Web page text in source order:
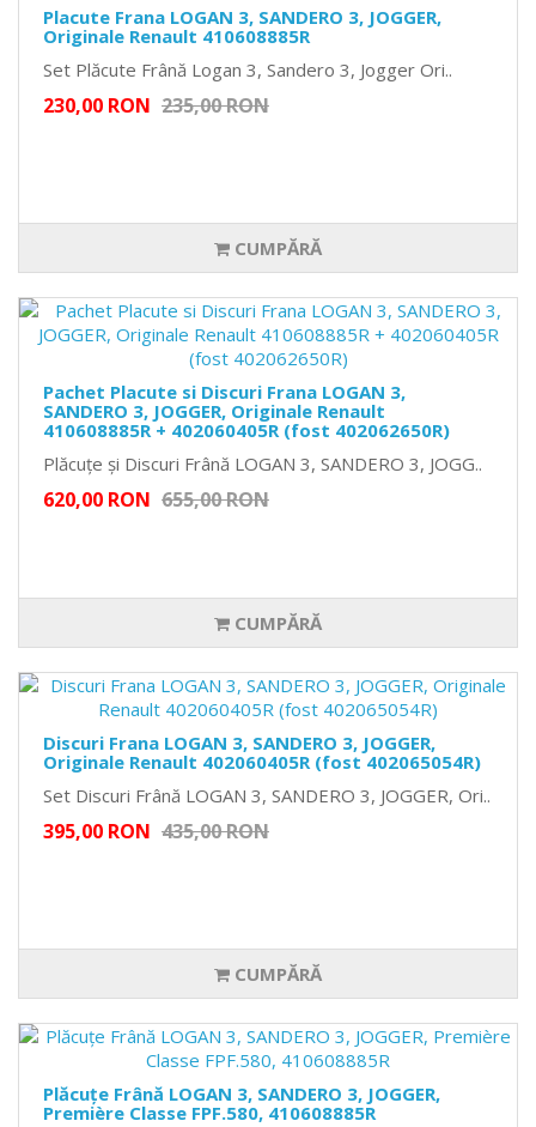
Placute Frana LOGAN 3, SANDERO 3, JOGGER,
Originale Renault 410608885R
Set Plăcute Frână Logan 3, Sandero 3, Jogger Ori..
230,00 RON 235,00 RON
CUMPĂRĂ
Pachet Placute si Discuri Frana LOGAN 3,
SANDERO 3, JOGGER, Originale Renault
410608885R + 402060405R (fost 402062650R)
Plăcuțe și Discuri Frână LOGAN 3, SANDERO 3, JOGG..
620,00 RON 655,00 RON
CUMPĂRĂ
Discuri Frana LOGAN 3, SANDERO 3, JOGGER,
Originale Renault 402060405R (fost 402065054R)
Set Discuri Frână LOGAN 3, SANDERO 3, JOGGER, Ori..
395,00 RON 435,00 RON
CUMPĂRĂ
Plăcuțe Frână LOGAN 3, SANDERO 3, JOGGER,
Première Classe FPF.580, 410608885R